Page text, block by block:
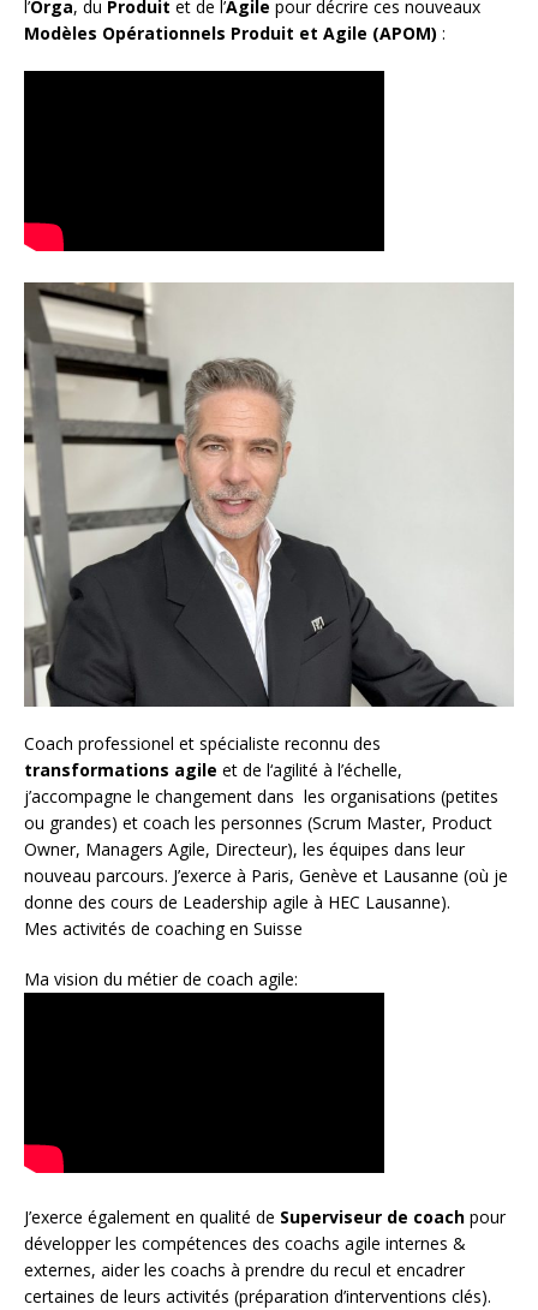
l’Orga, du Produit et de l’Agile pour décrire ces nouveaux
Modèles Opérationnels Produit et Agile (APOM) :
Coach professionel et spécialiste reconnu des
transformations agile et de l‘agilité à l’échelle,
j’accompagne le changement dans les organisations (petites
ou grandes) et coach les personnes (Scrum Master, Product
Owner, Managers Agile, Directeur), les équipes dans leur
nouveau parcours. J’exerce à Paris, Genève et Lausanne (où je
donne des cours de Leadership agile à HEC Lausanne).
Mes activités de coaching en Suisse
Ma vision du métier de coach agile:
J’exerce également en qualité de Superviseur de coach pour
développer les compétences des coachs agile internes &
externes, aider les coachs à prendre du recul et encadrer
certaines de leurs activités (préparation d’interventions clés).